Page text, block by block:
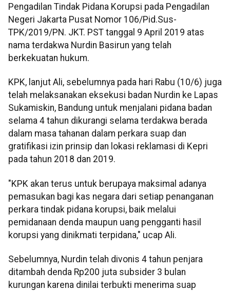
Pengadilan Tindak Pidana Korupsi pada Pengadilan
Negeri Jakarta Pusat Nomor 106/Pid.Sus-
TPK/2019/PN. JKT. PST tanggal 9 April 2019 atas
nama terdakwa Nurdin Basirun yang telah
berkekuatan hukum.
KPK, lanjut Ali, sebelumnya pada hari Rabu (10/6) juga
telah melaksanakan eksekusi badan Nurdin ke Lapas
Sukamiskin, Bandung untuk menjalani pidana badan
selama 4 tahun dikurangi selama terdakwa berada
dalam masa tahanan dalam perkara suap dan
gratifikasi izin prinsip dan lokasi reklamasi di Kepri
pada tahun 2018 dan 2019.
"KPK akan terus untuk berupaya maksimal adanya
pemasukan bagi kas negara dari setiap penanganan
perkara tindak pidana korupsi, baik melalui
pemidanaan denda maupun uang pengganti hasil
korupsi yang dinikmati terpidana," ucap Ali.
Sebelumnya, Nurdin telah divonis 4 tahun penjara
ditambah denda Rp200 juta subsider 3 bulan
kurungan karena dinilai terbukti menerima suap